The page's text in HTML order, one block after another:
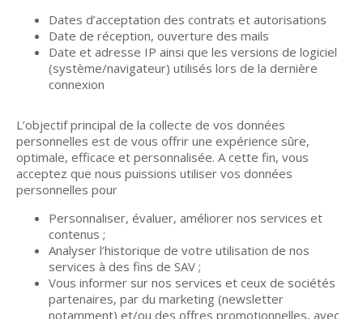
Dates d’acceptation des contrats et autorisations
Date de réception, ouverture des mails
Date et adresse IP ainsi que les versions de logiciel
(système/navigateur) utilisés lors de la dernière
connexion
L’objectif principal de la collecte de vos données
personnelles est de vous offrir une expérience sûre,
optimale, efficace et personnalisée. A cette fin, vous
acceptez que nous puissions utiliser vos données
personnelles pour
Personnaliser, évaluer, améliorer nos services et
contenus ;
Analyser l’historique de votre utilisation de nos
services à des fins de SAV ;
Vous informer sur nos services et ceux de sociétés
partenaires, par du marketing (newsletter
notamment) et/ou des offres promotionnelles, avec